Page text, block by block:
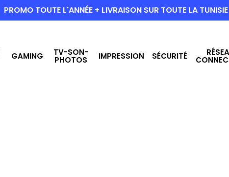
PROMO TOUTE L'ANNÉE + LIVRAISON SUR TOUTE LA TUNISIE
GAMING TV-SON-
PHOTOS IMPRESSION SÉCURITÉ